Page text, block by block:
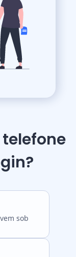
telefone
sob